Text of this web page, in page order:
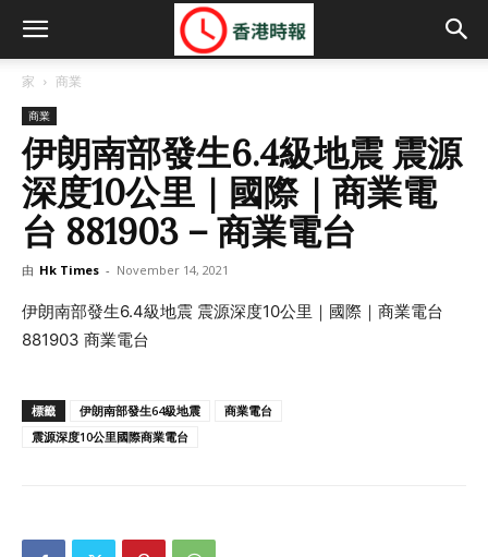
家 商業
商業
伊朗南部發生6.4級地震 震源
深度10公里｜國際｜商業電
台 881903 – 商業電台
由 Hk Times - November 14, 2021
伊朗南部發生6.4級地震 震源深度10公里｜國際｜商業電台
881903 商業電台
標籤 伊朗南部發生64級地震
商業電台
震源深度10公里國際商業電台